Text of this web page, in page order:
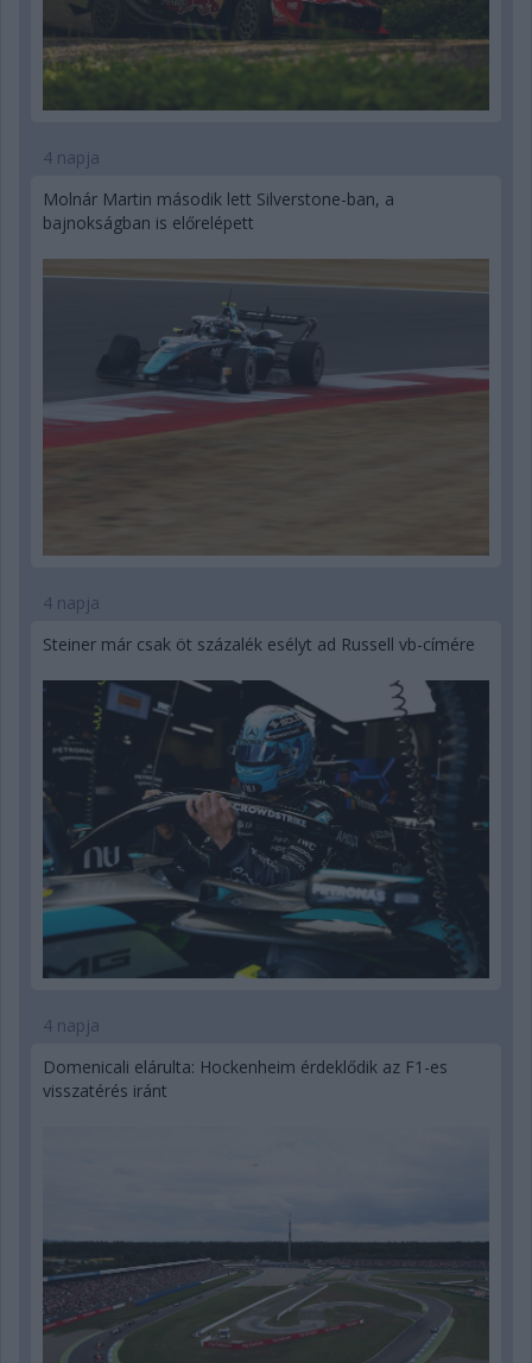
4 napja
Molnár Martin második lett Silverstone-ban, a
bajnokságban is előrelépett
4 napja
Steiner már csak öt százalék esélyt ad Russell vb-címére
4 napja
Domenicali elárulta: Hockenheim érdeklődik az F1-es
visszatérés iránt